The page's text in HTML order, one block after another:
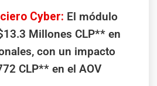
Cyber: El módulo
Millones CLP** en
con un impacto
CLP** en el AOV